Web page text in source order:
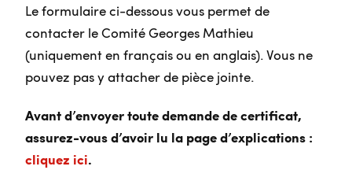
Le formulaire ci-dessous vous permet de
contacter le Comité Georges Mathieu
(uniquement en français ou en anglais). Vous ne
pouvez pas y attacher de pièce jointe.
Avant d’envoyer toute demande de certificat,
assurez-vous d’avoir lu la page d’explications :
cliquez ici.